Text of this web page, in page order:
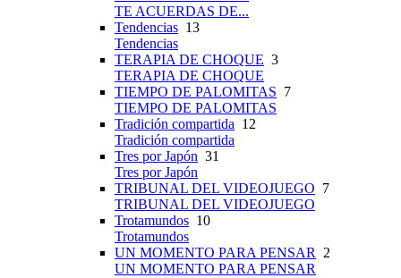
TE ACUERDAS DE...
Tendencias 13
Tendencias
TERAPIA DE CHOQUE 3
TERAPIA DE CHOQUE
TIEMPO DE PALOMITAS 7
TIEMPO DE PALOMITAS
Tradición compartida 12
Tradición compartida
Tres por Japón 31
Tres por Japón
TRIBUNAL DEL VIDEOJUEGO 7
TRIBUNAL DEL VIDEOJUEGO
Trotamundos 10
Trotamundos
UN MOMENTO PARA PENSAR
2
UN MOMENTO PARA PENSAR